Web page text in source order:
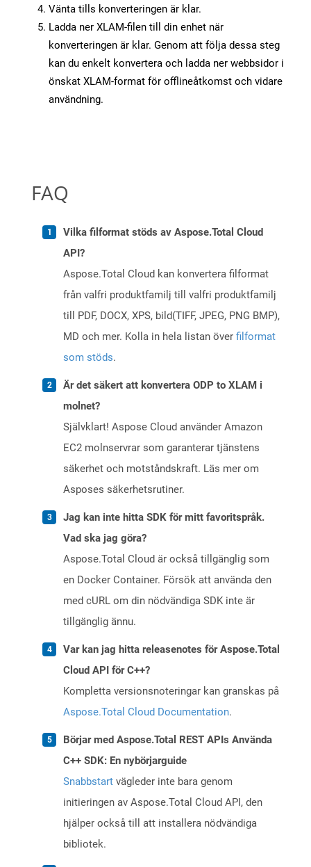
Vänta tills konverteringen är klar.
Ladda ner XLAM-filen till din enhet när
konverteringen är klar. Genom att följa dessa steg
kan du enkelt konvertera och ladda ner webbsidor i
önskat XLAM-format för offlineåtkomst och vidare
användning.
FAQ
Vilka filformat stöds av Aspose.Total Cloud
API?
Aspose.Total Cloud kan konvertera filformat
från valfri produktfamilj till valfri produktfamilj
till PDF, DOCX, XPS, bild(TIFF, JPEG, PNG BMP),
MD och mer. Kolla in hela listan över filformat
som stöds.
Är det säkert att konvertera ODP to XLAM i
molnet?
Självklart! Aspose Cloud använder Amazon
EC2 molnservrar som garanterar tjänstens
säkerhet och motståndskraft. Läs mer om
Asposes säkerhetsrutiner.
Jag kan inte hitta SDK för mitt favoritspråk.
Vad ska jag göra?
Aspose.Total Cloud är också tillgänglig som
en Docker Container. Försök att använda den
med cURL om din nödvändiga SDK inte är
tillgänglig ännu.
Var kan jag hitta releasenotes för Aspose.Total
Cloud API för C++?
Kompletta versionsnoteringar kan granskas på
Aspose.Total Cloud Documentation.
Börjar med Aspose.Total REST APIs Använda
C++ SDK: En nybörjarguide
Snabbstart vägleder inte bara genom
initieringen av Aspose.Total Cloud API, den
hjälper också till att installera nödvändiga
bibliotek.